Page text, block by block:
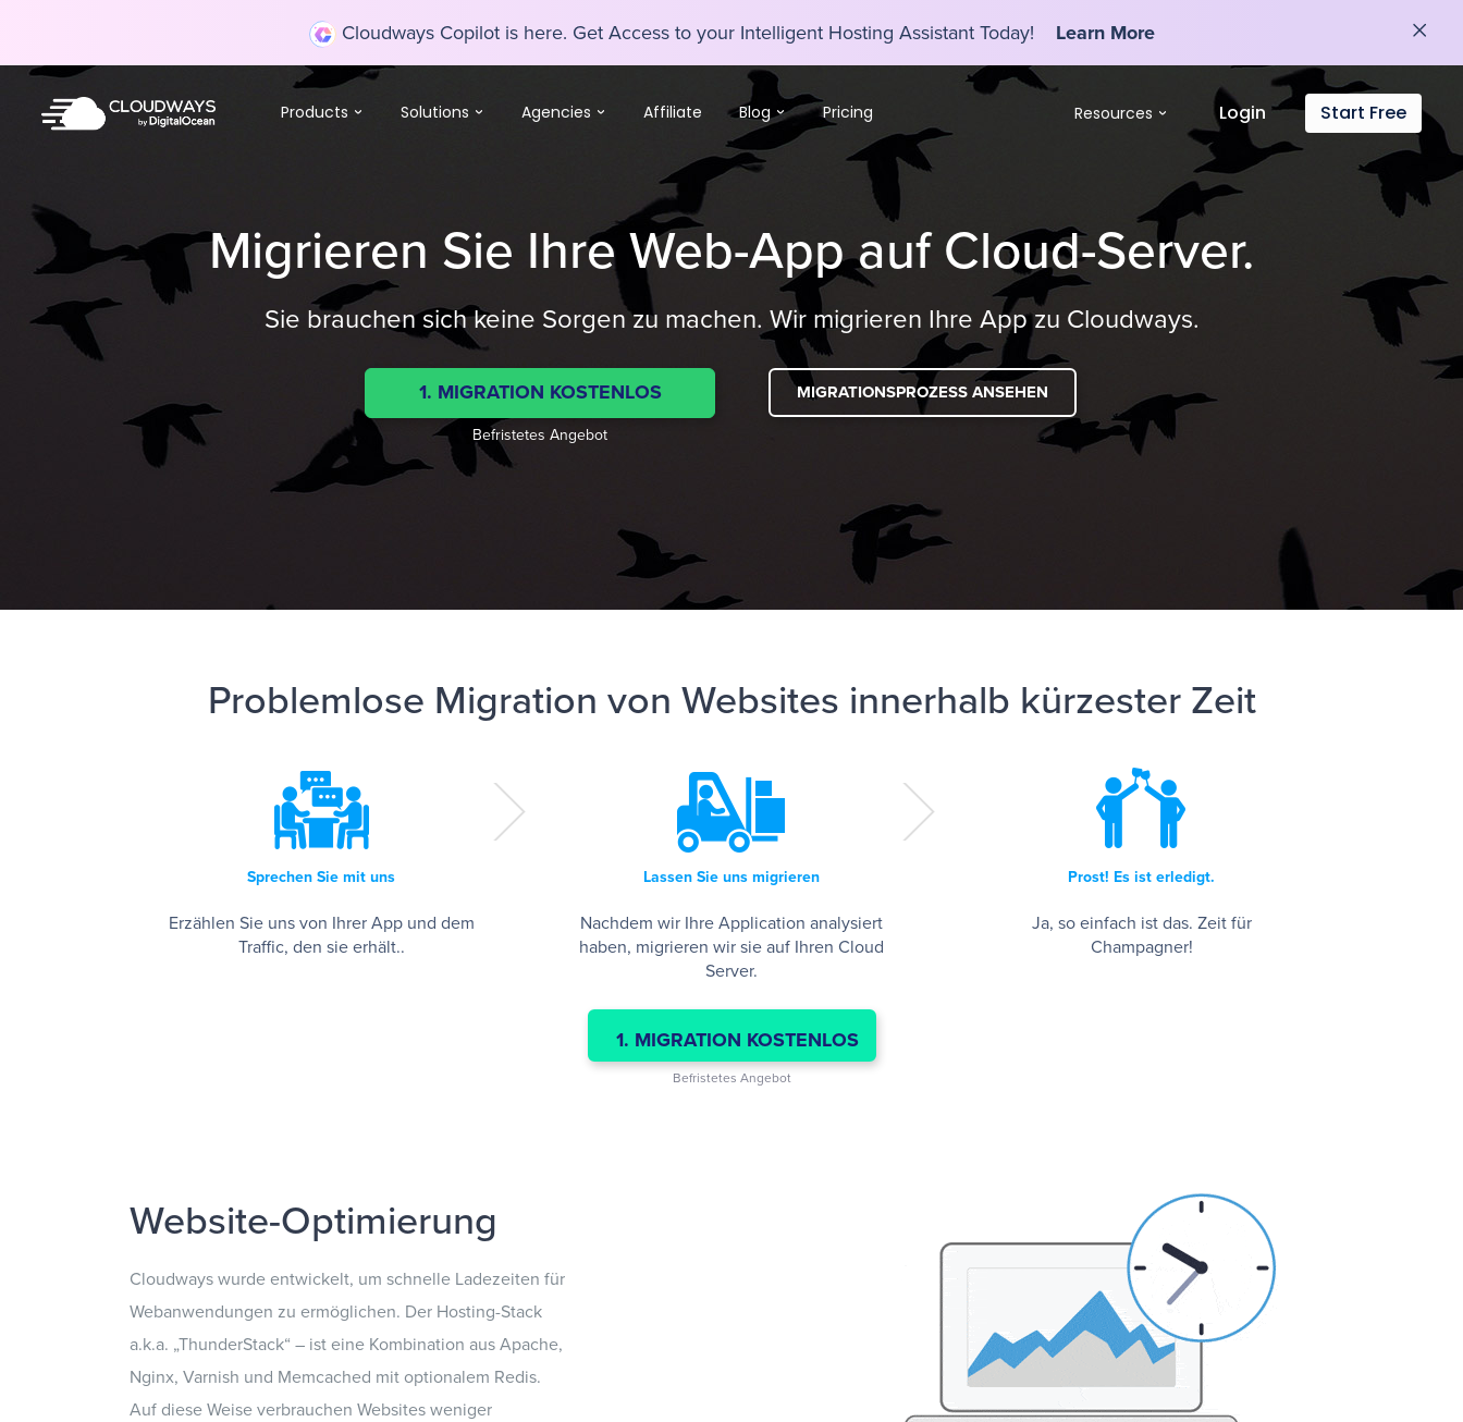
Cloudways Copilot is here. Get Access to your Intelligent Hosting Assistant Today! Learn More
Products Solutions Agencies Affiliate Blog Pricing Resources Login Start Free
Migrieren Sie Ihre Web-App auf Cloud-Server.
Sie brauchen sich keine Sorgen zu machen. Wir migrieren Ihre App zu Cloudways.
1. MIGRATION KOSTENLOS
Befristetes Angebot
MIGRATIONSPROZESS ANSEHEN
Problemlose Migration von Websites innerhalb kürzester Zeit
Sprechen Sie mit uns
Erzählen Sie uns von Ihrer App und dem
Traffic, den sie erhält..
Lassen Sie uns migrieren
Nachdem wir Ihre Application analysiert
haben, migrieren wir sie auf Ihren Cloud
Server.
Prost! Es ist erledigt.
Ja, so einfach ist das. Zeit für
Champagner!
1. MIGRATION KOSTENLOS
Befristetes Angebot
Website-Optimierung
Cloudways wurde entwickelt, um schnelle Ladezeiten für
Webanwendungen zu ermöglichen. Der Hosting-Stack
a.k.a. „ThunderStack“ – ist eine Kombination aus Apache,
Nginx, Varnish und Memcached mit optionalem Redis.
Auf diese Weise verbrauchen Websites weniger